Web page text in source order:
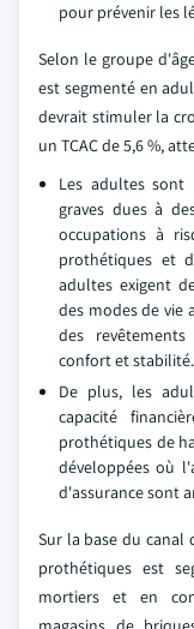
pour prévenir les
Selon le groupe
est segmenté en
devrait stimuler la
un TCAC de 5,6 %,
Les adultes sont
graves dues à
occupations à
prothétiques et
adultes exigent
des modes de vie
des
confort et stabilité.
De plus, les
capacité
prothétiques de
développées où
d'assurance sont
Sur la base du canal
prothétiques est
mortiers et en